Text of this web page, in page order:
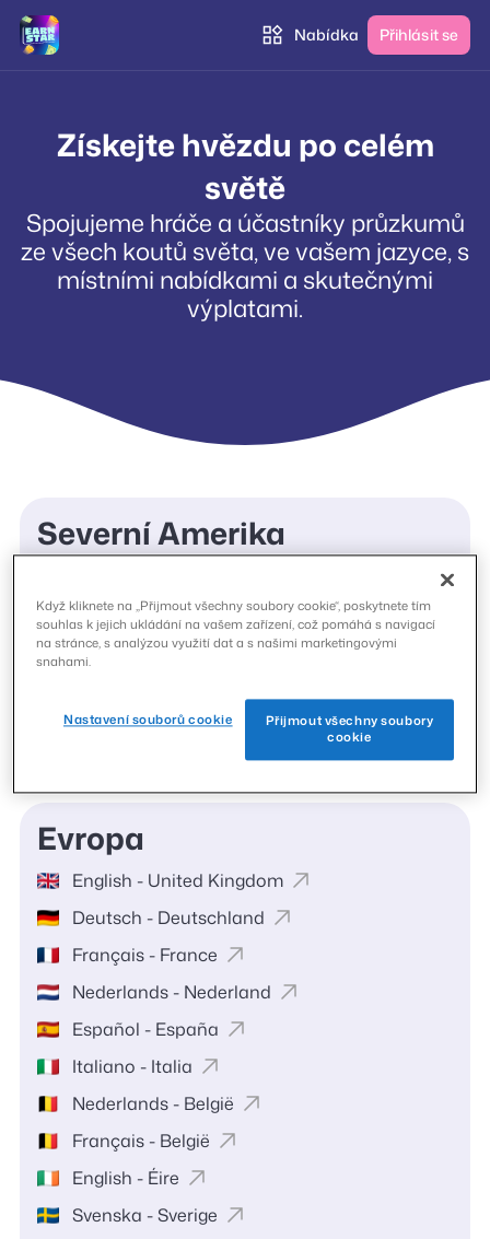
Nabídka Přihlásit se
Získejte hvězdu po celém
světě
Spojujeme hráče a účastníky průzkumů
ze všech koutů světa, ve vašem jazyce, s
místními nabídkami a skutečnými
výplatami.
Severní Amerika
Español - United States
English - Canada
Español - México
Evropa
English - United Kingdom
Deutsch - Deutschland
Français - France
Nederlands - Nederland
Español - España
Italiano - Italia
Nederlands - België
Français - België
English - Éire
Svenska - Sverige
Když kliknete na „Přijmout všechny soubory cookie“, poskytnete tím
souhlas k jejich ukládání na vašem zařízení, což pomáhá s navigací
na stránce, s analýzou využití dat a s našimi marketingovými
snahami.
Nastavení souborů cookie
Přijmout všechny soubory
cookie